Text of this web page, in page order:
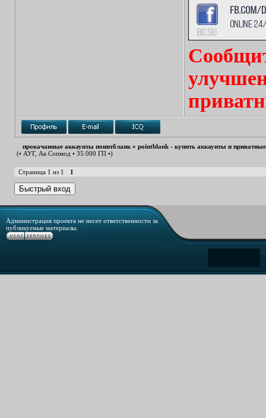
прокачанные аккаунты поинтбланк » pointblank - купить аккаунты и
(• АУГ, Ак Сопмод • 35.000 ГП •)
Страница 1 из 1 1
Администрация проекта не несет ответственности за
публикуемые материалы.